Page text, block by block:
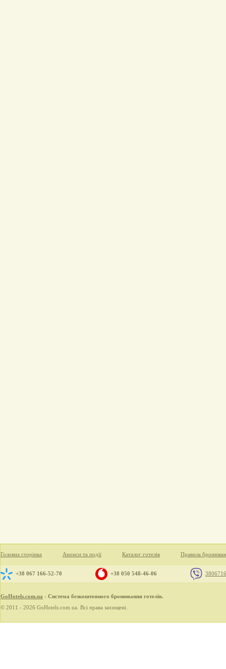
Головна сторінка Анонси та події Каталог готелів Правила
+38 067 166-52-70 +38 050 548-46-06
GoHotels.com.ua - Система безкоштовного бронювання готелів.
© 2011 - 2026 GoHotels.com.ua. Всі права захищені.